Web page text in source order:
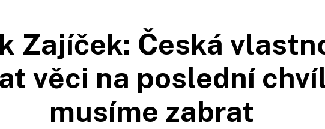
Zajíček: Česká
věci na poslední
musíme zabrat